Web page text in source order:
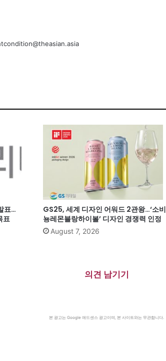
표…
표
GS25, 세계 디자인 어워드 2관왕…‘소비
뇽레몬블랑하이볼’ 디자인 경쟁력 인정
August 7, 2026
의견 남기기
본 광고는 Google 애드센스 광고이며, 본 사이트와는 무관합니다.